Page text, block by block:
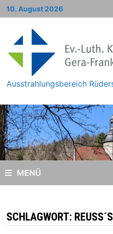
Zum
Inhalt
10. August 2026
Ausstrahlungsbereich
MENÜ
SCHLAGWORT: